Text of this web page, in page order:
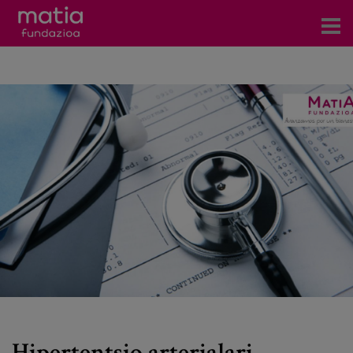
Zerbitzuak
Gertaerak
COVID-19
Harremanetarako
Berriak